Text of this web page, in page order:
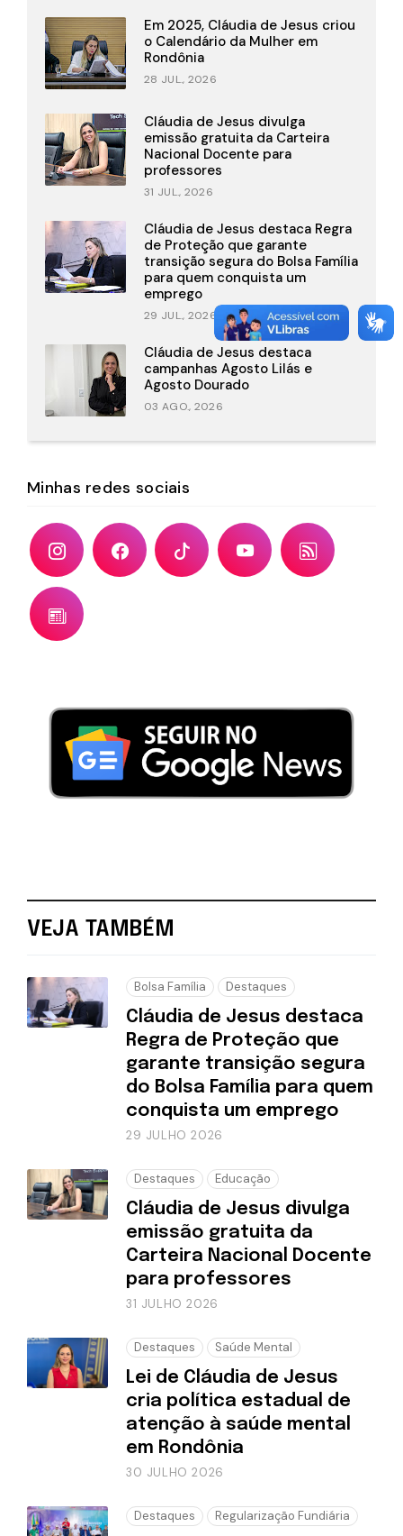
Em 2025, Cláudia de Jesus criou
o Calendário da Mulher em
Rondônia
28 JUL., 2026
Cláudia de Jesus divulga
emissão gratuita da Carteira
Nacional Docente para
professores
31 JUL., 2026
Cláudia de Jesus destaca Regra
de Proteção que garante
transição segura do Bolsa Família
para quem conquista um
emprego
29 JUL., 2026
Cláudia de Jesus destaca
campanhas Agosto Lilás e
Agosto Dourado
03 AGO., 2026
Minhas redes sociais
VEJA TAMBÉM
Bolsa Família Destaques
Cláudia de Jesus destaca
Regra de Proteção que
garante transição segura
do Bolsa Família para quem
conquista um emprego
29 JULHO 2026
Destaques Educação
Cláudia de Jesus divulga
emissão gratuita da
Carteira Nacional Docente
para professores
31 JULHO 2026
Destaques Saúde Mental
Lei de Cláudia de Jesus
cria política estadual de
atenção à saúde mental
em Rondônia
30 JULHO 2026
Destaques Regularização Fundiária